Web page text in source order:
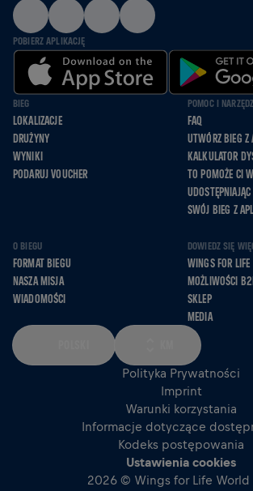
POBIERZ APLIKACJĘ
BIEG
LOKALIZACJE
DRUŻYNY
WYNIKI
PODARUJ VOUCHER
POMOC I
FAQ
UTWÓRZ BIEG Z
KALKULATOR
TO POMOŻE CI
SWÓJ BIEG Z
O BIEGU
FORMAT BIEGU
NASZA MISJA
WIADOMOŚCI
DOWIEDZ SIĘ
WINGS FOR LIFE
MOŻLIWOŚCI
SKLEP
MEDIA
Polityka Prywatności
Imprint
Warunki korzystania
Informacje dotyczące
Kodeks postępowania
Ustawienia cookies
2026 © Wings for Life World